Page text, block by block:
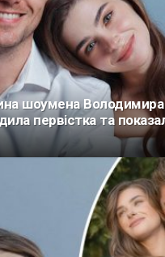
шоумена Володимира
первістка та